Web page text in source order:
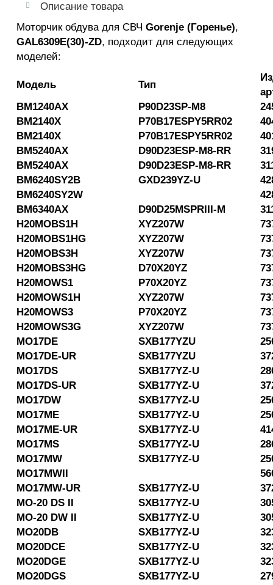
Описание товара
Моторчик обдува для СВЧ Gorenje (Горенье),
GAL6309E(30)-ZD, подходит для следующих
моделей:
Модель Тип
BM1240AX
P90D23SP-M8
BM2140X
P70B17ESPY5RR02
BM2140X
P70B17ESPY5RR02
BM5240AX
D90D23ESP-M8-RR
BM5240AX
D90D23ESP-M8-RR
BM6240SY2B
GXD239YZ-U
BM6240SY2W
BM6340AX
D90D25MSPRIII-M
H20MOBS1H
XYZ207W
H20MOBS1HG
XYZ207W
H20MOBS3H
XYZ207W
H20MOBS3HG
D70X20YZ
H20MOWS1
P70X20YZ
H20MOWS1H
XYZ207W
H20MOWS3
P70X20YZ
H20MOWS3G
XYZ207W
MO17DE
SXB177YZU
MO17DE-UR
SXB177YZU
MO17DS
SXB177YZ-U
MO17DS-UR
SXB177YZ-U
MO17DW
SXB177YZ-U
MO17ME
SXB177YZ-U
MO17ME-UR
SXB177YZ-U
MO17MS
SXB177YZ-U
MO17MW
SXB177YZ-U
MO17MWII
MO17MW-UR
SXB177YZ-U
MO-20 DS II
SXB177YZ-U
MO-20 DW II
SXB177YZ-U
MO20DB
SXB177YZ-U
MO20DCE
SXB177YZ-U
MO20DGE
SXB177YZ-U
MO20DGS
SXB177YZ-U